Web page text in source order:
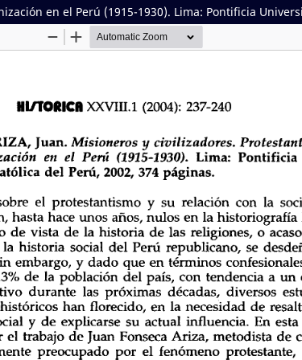
en el Perú (1915-1930). Lima: Pontificia